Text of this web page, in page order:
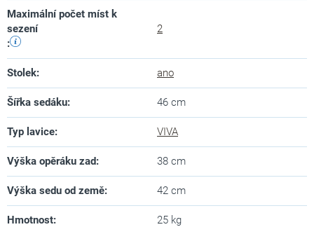
Maximální počet míst k
sezení
:
2
Stolek: ano
Šířka sedáku: 46 cm
Typ lavice: VIVA
Výška opěráku zad: 38 cm
Výška sedu od země: 42 cm
Hmotnost: 25 kg